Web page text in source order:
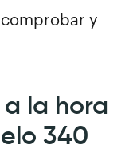
y
la hora
340